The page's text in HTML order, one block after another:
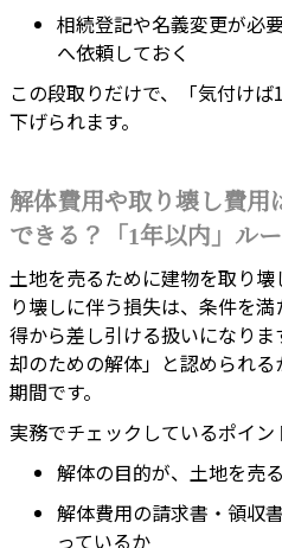
相続登記や名義変更が必
へ依頼しておく
この段取りだけで、「気付け
下げられます。
解体費用や取り壊し費用
できる？「1年以内」ル
土地を売るために建物を取り
り壊しに伴う損失は、条件を
得から差し引ける扱いになり
却のための解体」と認められ
期間です。
実務でチェックしているポイン
解体の目的が、土地を売
解体費用の請求書・領収
っているか